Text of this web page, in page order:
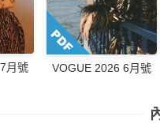
月號 VOGUE 2026 6月號